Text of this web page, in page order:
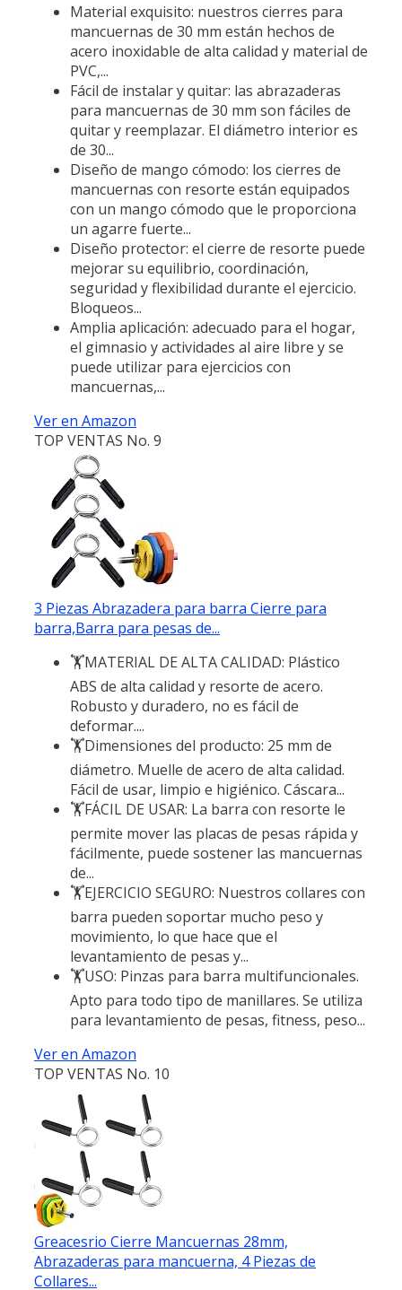
Material exquisito: nuestros cierres para
mancuernas de 30 mm están hechos de
acero inoxidable de alta calidad y material de
PVC,...
Fácil de instalar y quitar: las abrazaderas
para mancuernas de 30 mm son fáciles de
quitar y reemplazar. El diámetro interior es
de 30...
Diseño de mango cómodo: los cierres de
mancuernas con resorte están equipados
con un mango cómodo que le proporciona
un agarre fuerte...
Diseño protector: el cierre de resorte puede
mejorar su equilibrio, coordinación,
seguridad y flexibilidad durante el ejercicio.
Bloqueos...
Amplia aplicación: adecuado para el hogar,
el gimnasio y actividades al aire libre y se
puede utilizar para ejercicios con
mancuernas,...
Ver en Amazon
TOP VENTAS No. 9
3 Piezas Abrazadera para barra Cierre para
barra,Barra para pesas de...
🏋︎‍MATERIAL DE ALTA CALIDAD: Plástico
ABS de alta calidad y resorte de acero.
Robusto y duradero, no es fácil de
deformar....
🏋︎‍Dimensiones del producto: 25 mm de
diámetro. Muelle de acero de alta calidad.
Fácil de usar, limpio e higiénico. Cáscara...
🏋︎‍FÁCIL DE USAR: La barra con resorte le
permite mover las placas de pesas rápida y
fácilmente, puede sostener las mancuernas
de...
🏋︎‍EJERCICIO SEGURO: Nuestros collares con
barra pueden soportar mucho peso y
movimiento, lo que hace que el
levantamiento de pesas y...
🏋︎‍USO: Pinzas para barra multifuncionales.
Apto para todo tipo de manillares. Se utiliza
para levantamiento de pesas, fitness, peso...
Ver en Amazon
TOP VENTAS No. 10
Greacesrio Cierre Mancuernas 28mm,
Abrazaderas para mancuerna, 4 Piezas de
Collares...